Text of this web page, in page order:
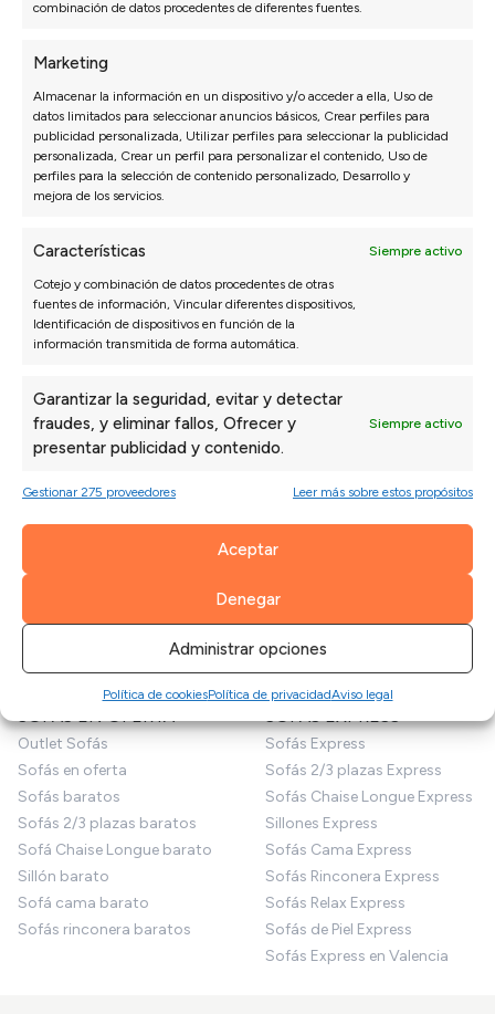
combinación de datos procedentes de diferentes fuentes.
Marketing
Almacenar la información en un dispositivo y/o acceder a ella, Uso de
datos limitados para seleccionar anuncios básicos, Crear perfiles para
publicidad personalizada, Utilizar perfiles para seleccionar la publicidad
personalizada, Crear un perfil para personalizar el contenido, Uso de
perfiles para la selección de contenido personalizado, Desarrollo y
mejora de los servicios.
Características Siempre activo
Cotejo y combinación de datos procedentes de otras
fuentes de información, Vincular diferentes dispositivos,
Identificación de dispositivos en función de la
información transmitida de forma automática.
Garantizar la seguridad, evitar y detectar
fraudes, y eliminar fallos, Ofrecer y
presentar publicidad y contenido.
Siempre activo
Gestionar 275 proveedores Leer más sobre estos propósitos
Aceptar
Denegar
Administrar opciones
Política de cookiesPolítica de privacidadAviso legal
SOFÁS
Sofás 3 Plazas a Medida
Sofás Modulares
Sofás Cama
Sofás Rinconera
Sofás Relax
Configurador de sofás
DORMITORIO
Canapés y Somieres
Cabeceros de cama
Mesitas de noche
Configurador dormitorio
Mesas de comedor
Mesas de centro
Sillas
Puffs
SOFÁS
Telas por metros
Fundas sofá
Patas para sofás
Productos de limpieza
Limpiezas de sofás
SOFÁS EN OFERTA
Outlet Sofás
Sofás en oferta
Sofás baratos
Sofás 2/3 plazas baratos
Sofá Chaise Longue barato
Sillón barato
Sofá cama barato
Sofás rinconera baratos
SOFÁS EXPRESS
Sofás Express
Sofás 2/3 plazas Express
Sofás Chaise Longue Express
Sillones Express
Sofás Cama Express
Sofás Rinconera Express
Sofás Relax Express
Sofás de Piel Express
Sofás Express en Valencia